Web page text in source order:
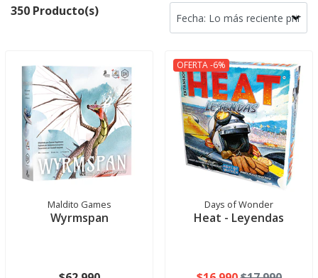
350 Producto(s)
Maldito Games
Wyrmspan
OFERTA -6%
Days of Wonder
Heat - Leyendas